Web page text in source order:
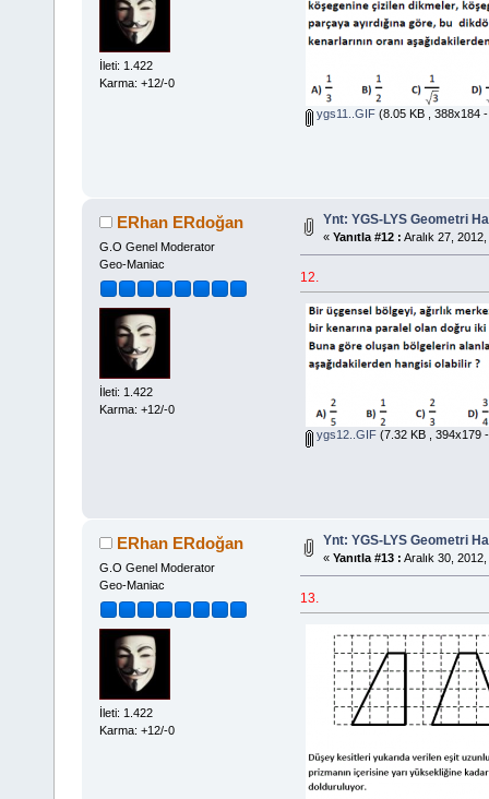
İleti: 1.422
Karma: +12/-0
ygs11..GIF(8.05 KB , 388x184
ERhan ERdoğan
G.O Genel Moderator
Geo-Maniac
İleti: 1.422
Karma: +12/-0
Ynt: YGS-LYS Geometri
« Yanıtla #12 : Aralık 27,
12.
ygs12..GIF(7.32 KB , 394x179
ERhan ERdoğan
G.O Genel Moderator
Geo-Maniac
İleti: 1.422
Karma: +12/-0
Ynt: YGS-LYS Geometri
« Yanıtla #13 : Aralık 30,
13.